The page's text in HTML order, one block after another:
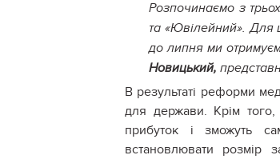
Розпочинаємо з
та «Ювілейний». Для
до липня ми
Новицький,
В результаті реформи
для держави. Крім того,
прибуток і зможуть
встановлювати розмір